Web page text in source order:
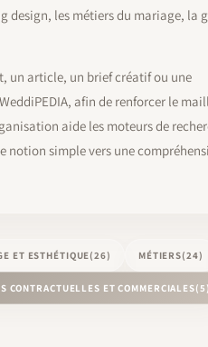
design, les métiers du mariage, la
un article, un brief créatif ou une
afin de renforcer le
aide les moteurs de
notion simple vers une
ET ESTHÉTIQUE(26) MÉTIERS(24)
CONTRACTUELLES ET COMMERCIALES(5)